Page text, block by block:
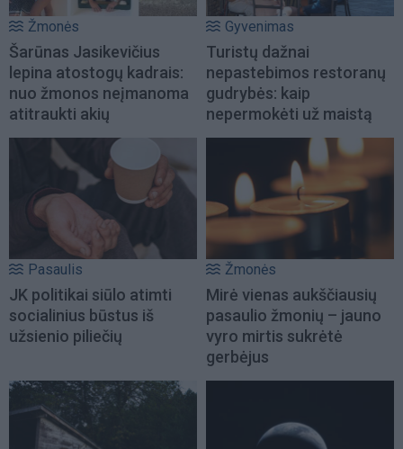
Žmonės
Šarūnas Jasikevičius
lepina atostogų kadrais:
nuo žmonos neįmanoma
atitraukti akių
Gyvenimas
Turistų dažnai
nepastebimos restoranų
gudrybės: kaip
nepermokėti už maistą
Pasaulis
JK politikai siūlo atimti
socialinius būstus iš
užsienio piliečių
Žmonės
Mirė vienas aukščiausių
pasaulio žmonių – jauno
vyro mirtis sukrėtė
gerbėjus